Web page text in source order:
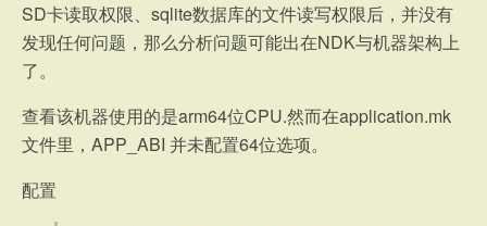
SD卡读取权限、sqlite数据库的文件读写权限后，并没有
发现任何问题，那么分析问题可能出在NDK与机器架构上
了。
查看该机器使用的是arm64位CPU.然而在application.mk
文件里，APP_ABI 并未配置64位选项。
配置